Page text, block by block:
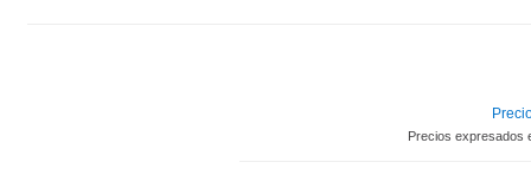
Precios expresados